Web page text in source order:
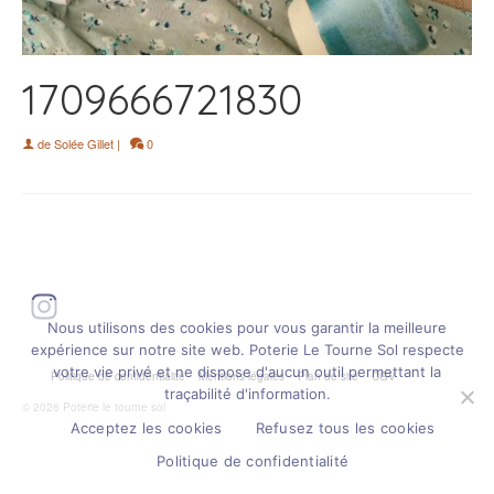
1709666721830
deSolée Gillet | 0
Politique de confidentialité Mentions légales Plan de site
CGV
© 2026 Poterie le tourne sol
Nous utilisons des cookies pour vous garantir la meilleure
expérience sur notre site web. Poterie Le Tourne Sol respecte
votre vie privé et ne dispose d'aucun outil permettant la
traçabilité d'information.
Acceptez les cookies
Refusez tous les cookies
Politique de confidentialité